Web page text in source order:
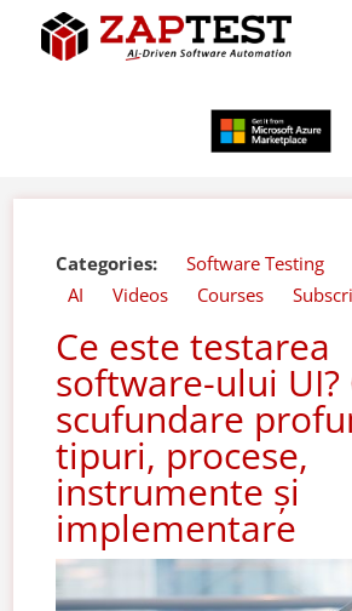
Categories: Software Testing
AI
Videos Courses
Ce este testarea
software-ului UI?
scufundare
tipuri, procese,
instrumente și
implementare